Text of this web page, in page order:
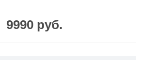
9990 руб.